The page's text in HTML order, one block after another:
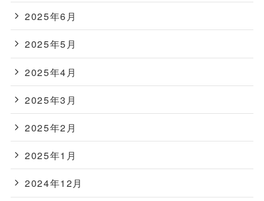
2025年6月
2025年5月
2025年4月
2025年3月
2025年2月
2025年1月
2024年12月